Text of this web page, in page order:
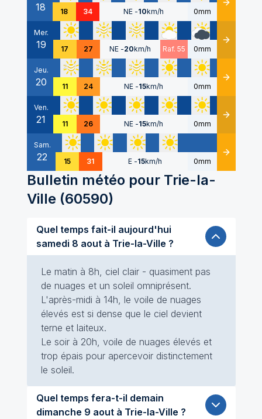
18 18 34 NE -10km/h 0mm Détails
Mer.
19 17 27 NE -20km/h Raf. 55 0mm Détails
Jeu.
20 11 24 NE -15km/h 0mm Détails
Ven.
21 11 26 NE -15km/h 0mm Détails
Sam.
22 15 31 E -15km/h 0mm Détails
Bulletin météo pour Trie-la-
Ville (60590)
Quel temps fait-il aujourd'hui
samedi 8 aout à Trie-la-Ville ?
Le matin à 8h, ciel clair - quasiment pas
de nuages et un soleil omniprésent.
L'après-midi à 14h, le voile de nuages
élevés est si dense que le ciel devient
terne et laiteux.
Le soir à 20h, voile de nuages élevés et
trop épais pour apercevoir distinctement
le soleil.
Quel temps fera-t-il demain
dimanche 9 aout à Trie-la-Ville ?